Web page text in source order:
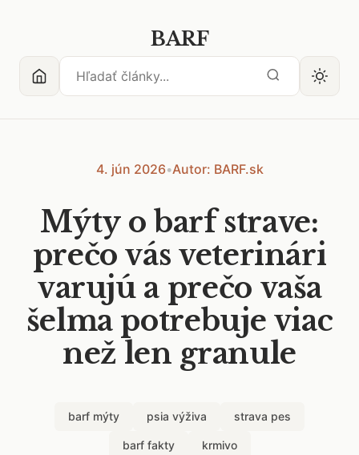
BARF
4. jún 2026•Autor: BARF.sk
Mýty o barf strave:
prečo vás veterinári
varujú a prečo vaša
šelma potrebuje viac
než len granule
barf mýty psia výživa strava pes
barf fakty krmivo